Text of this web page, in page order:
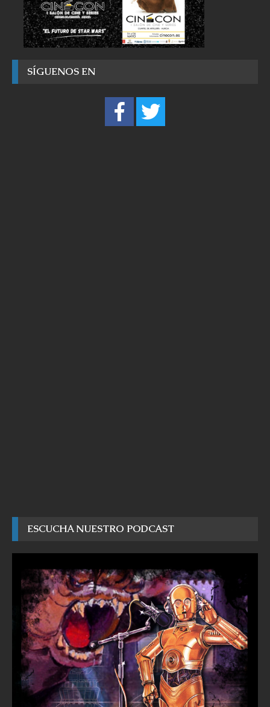
SÍGUENOS EN
ESCUCHA NUESTRO PODCAST